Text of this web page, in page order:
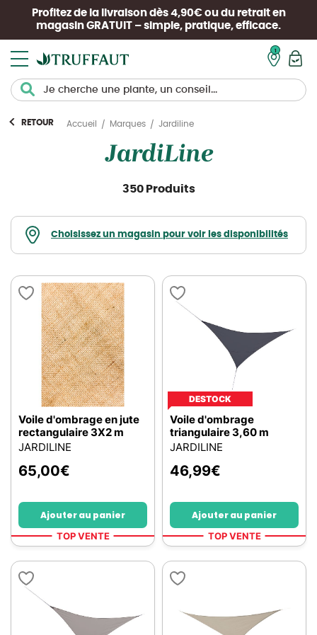
Profitez de la livraison dès 4,90€ ou du retrait en
magasin GRATUIT – simple, pratique, efficace.
RETOUR Accueil Marques Jardiline
JardiLine
350 Produits
Choisissez un magasin pour voir les disponibilités
Voile d'ombrage en jute
rectangulaire 3X2 m
JARDILINE
65,00€
Ajouter au panier
TOP VENTE
DESTOCK
Voile d'ombrage
triangulaire 3,60 m
JARDILINE
46,99€
Ajouter au panier
TOP VENTE